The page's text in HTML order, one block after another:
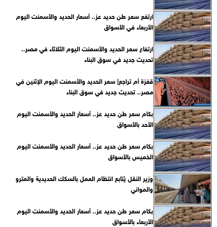
ارتفع سعر طن حديد عز.. أسعار الحديد والأسمنت اليوم
الأربعاء في الأسواق
ارتفاع سعر الحديد والأسمنت اليوم الثلاثاء في مصر..
تحديث جديد في سوق البناء
قفزة أم تراجع| سعر الحديد والأسمنت اليوم الإثنين في
مصر.. تحديث جديد في سوق البناء
بكام سعر طن حديد عز.. أسعار الحديد والأسمنت اليوم
الأحد بالأسواق
بكام سعر طن حديد عز.. أسعار الحديد والأسمنت اليوم
الخميس بالأسواق
وزير النقل يُتابع انتظام العمل بالسكك الحديدية والمترو
والمواني
بكام سعر طن حديد عز.. أسعار الحديد والأسمنت اليوم
الأربعاء بالأسواق